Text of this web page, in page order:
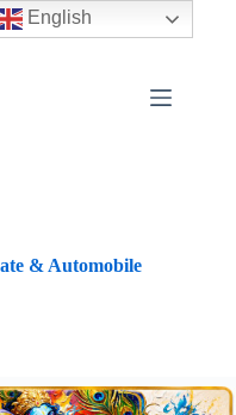
& Automobile
English